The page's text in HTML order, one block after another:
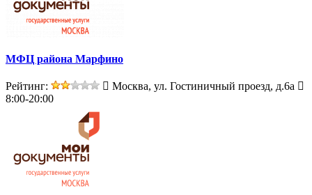
МФЦ района Марфино
Рейтинг:
Москва, ул. Гостиничный проезд, д.6а
8:00-20:00